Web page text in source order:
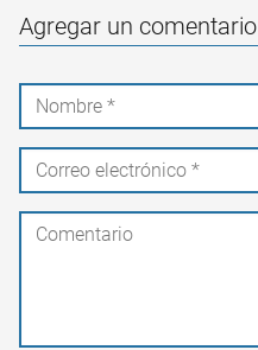
Agregar un comentario